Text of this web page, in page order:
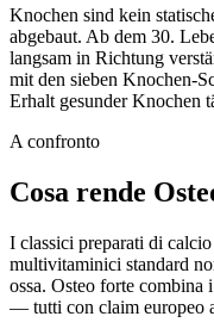
Knochen sind kein
abgebaut. Ab dem 30.
langsam in Richtung
mit den sieben Knochen-
Erhalt gesunder Knochen
A confronto
Cosa rende
I classici preparati di
multivitaminici standard
ossa. Osteo forte combina
— tutti con claim europeo